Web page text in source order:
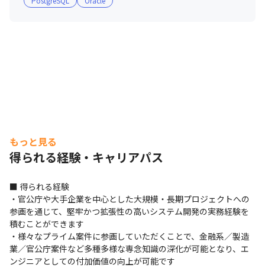
もっと見る
得られる経験・キャリアパス
■ 得られる経験
・官公庁や大手企業を中心とした大規模・長期プロジェクトへの
参画を通じて、堅牢かつ拡張性の高いシステム開発の実務経験を
積むことができます
・様々なプライム案件に参画していただくことで、金融系／製造
業／官公庁案件など多種多様な専念知識の深化が可能となり、エ
ンジニアとしての付加価値の向上が可能です